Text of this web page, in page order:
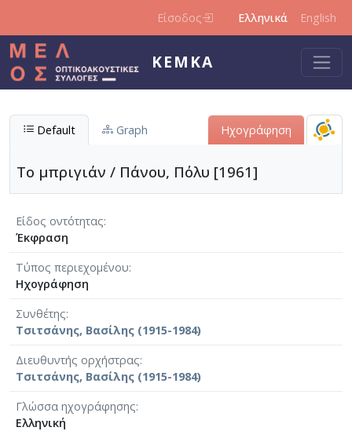
Είσοδος Ελληνικά English
ΚΕΜΚΑ
Default Graph Ηχογράφηση
Το μπριγιάν / Πάνου, Πόλυ [1961]
Είδος οντότητας
Έκφραση
Τύπος περιεχομένου
Ηχογράφηση
Συνθέτης
Τσιτσάνης, Βασίλης (1915-1984)
Διευθυντής ορχήστρας
Τσιτσάνης, Βασίλης (1915-1984)
Γλώσσα ηχογράφησης
Ελληνική